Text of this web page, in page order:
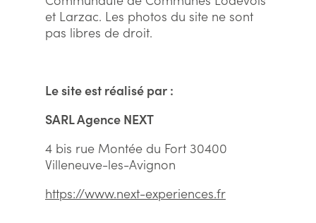
et Larzac. Les photos du site ne sont
pas libres de droit.
Le site est réalisé par :
SARL Agence NEXT
4 bis rue Montée du Fort 30400
Villeneuve-les-Avignon
https://www.next-experiences.fr